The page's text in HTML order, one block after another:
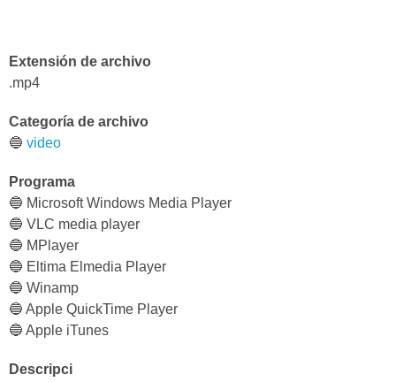
Extensión de archivo
.mp4
Categoría de archivo
🔵 video
Programa
🔵 Microsoft Windows Media Player
🔵 VLC media player
🔵 MPlayer
🔵 Eltima Elmedia Player
🔵 Winamp
🔵 Apple QuickTime Player
🔵 Apple iTunes
Descripci